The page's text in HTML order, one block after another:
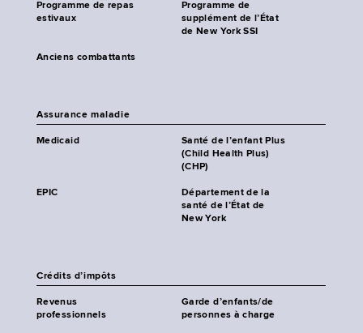
Programme de repas
estivaux
Programme de
supplément de l’État
de New York SSI
Anciens combattants
Assurance maladie
Medicaid
Santé de l’enfant Plus
(Child Health Plus)
(CHP)
EPIC
Département de la
santé de l’État de
New York
Crédits d’impôts
Revenus
professionnels
Garde d’enfants/de
personnes à charge